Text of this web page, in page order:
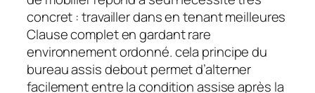
concret : travailler dans en tenant meilleures
Clause complet en gardant rare
environnement ordonné. cela principe du
bureau assis debout permet d’alterner
facilement entre la condition assise après la